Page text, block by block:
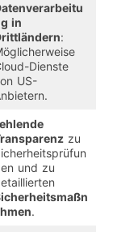
in
:
Dienste
US-
zu
und zu
.